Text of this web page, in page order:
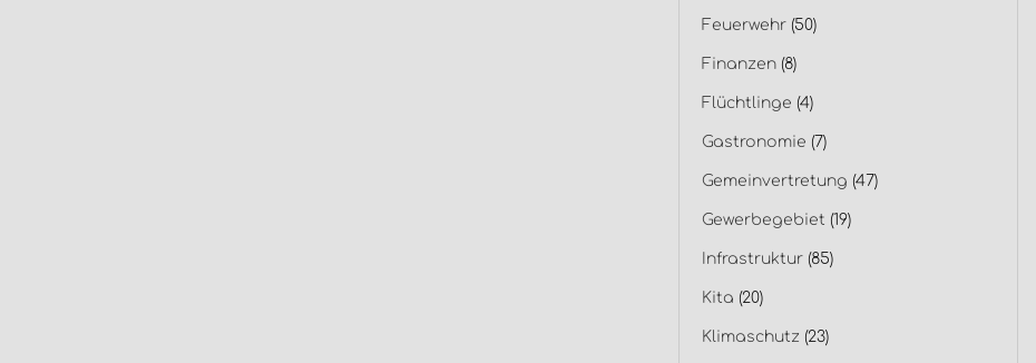
Feuerwehr(50)
Finanzen(8)
Flüchtlinge (4)
Gastronomie (7)
Gemeinvertretung (47)
Gewerbegebiet (19)
Infrastruktur(85)
Kita (20)
Klimaschutz (23)